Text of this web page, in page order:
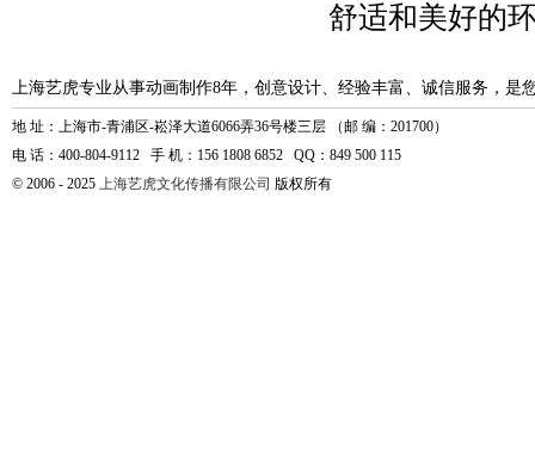
舒适和美好的
上海艺虎专业从事动画制作8年，创意设计、经验丰富、诚信服务，是
地 址：上海市-青浦区-崧泽大道6066弄36号楼三层 （邮 编：201700）
电 话：400-804-9112 手 机：156 1808 6852 QQ：849 500 115
© 2006 - 2025 上海艺虎文化传播有限公司 版权所有